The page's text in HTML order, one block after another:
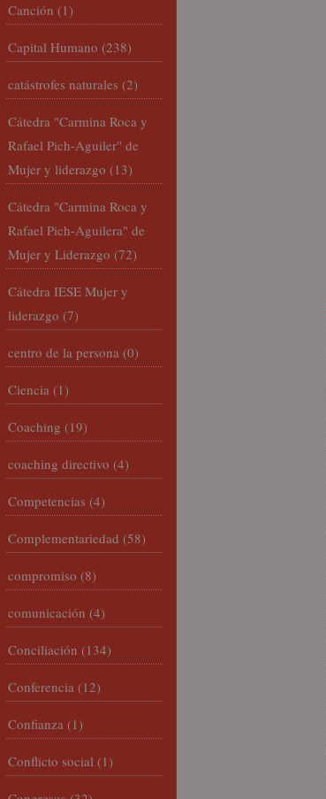
Canción (1)
Capital Humano (238)
catástrofes naturales (2)
Cátedra "Carmina Roca y
Rafael Pich-Aguiler" de
Mujer y liderazgo (13)
Cátedra "Carmina Roca y
Rafael Pich-Aguilera" de
Mujer y Liderazgo (72)
Cátedra IESE Mujer y
liderazgo (7)
centro de la persona (0)
Ciencia (1)
Coaching (19)
coaching directivo (4)
Competencias (4)
Complementariedad (58)
compromiso (8)
comunicación (4)
Conciliación (134)
Conferencia (12)
Confianza (1)
Conflicto social (1)